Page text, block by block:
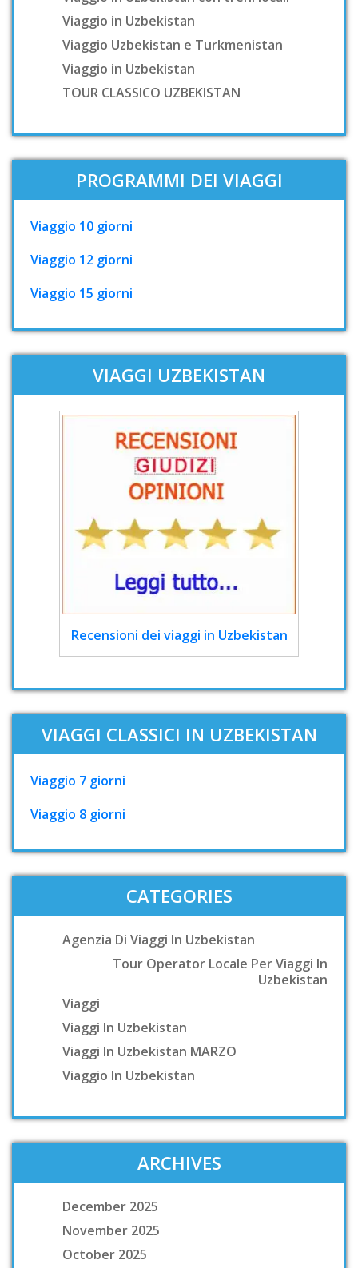
Viaggio in Uzbekistan
Viaggio Uzbekistan e Turkmenistan
Viaggio in Uzbekistan
TOUR CLASSICO UZBEKISTAN
PROGRAMMI DEI VIAGGI
Viaggio 10 giorni
Viaggio 12 giorni
Viaggio 15 giorni
VIAGGI UZBEKISTAN
Recensioni dei viaggi in Uzbekistan
VIAGGI CLASSICI IN UZBEKISTAN
Viaggio 7 giorni
Viaggio 8 giorni
CATEGORIES
Agenzia Di Viaggi In Uzbekistan
Tour Operator Locale Per Viaggi In
Uzbekistan
Viaggi
Viaggi In Uzbekistan
Viaggi In Uzbekistan MARZO
Viaggio In Uzbekistan
ARCHIVES
December 2025
November 2025
October 2025